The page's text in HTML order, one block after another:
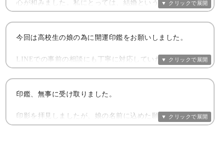
心が和みました。私にとっては、結婚という大事なライフ
イベントでの第一歩の『しるし』となりました。
（株）小林大神堂さんに、印鑑作りをお願いして大正解で
緒に記念に写真を撮りました。
デジタル化が進む昨今ですが、印鑑という昔からの日本の
伝統は素敵だなと改めて思いました。
彫り師さん達の素敵な、人への想いや繋がりを大切にされ
ている事が伝わってきました。ありがとうございます。
今回は高校生の娘の為に開運印鑑をお願いしました。
LINEでの事前の相談にも丁寧に対応していただき 他の
方のレビューなど参考にして購入に至りました。
印鑑が届き 梱包から開けていく中でも とても丁寧に扱
わってきました。
印鑑、無事に受け取りました。
印影を拝見しましたが、娘の名前に込めた願いが感じられ
る、とても優しい書体になっており、とても嬉しかったで